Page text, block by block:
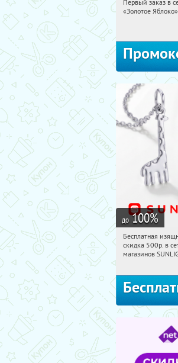
11:01:40
Первый заказ в
«Золотое Яблоко»
до 100%
11:01:40
Россия
Бесплатная
скидка 500р. в
магазинов